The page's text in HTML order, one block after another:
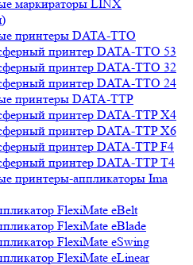
маркираторы LINX
принтеры DATA-TTO
принтер DATA-TTO 53
принтер DATA-TTO 32
принтер DATA-TTO 24
принтеры DATA-TTP
принтер DATA-TTP Х4
принтер DATA-TTP Х6
принтер DATA-TTP F4
принтер DATA-TTP T4
принтеры-аппликаторы Ima
FlexiMate eBelt
FlexiMate eBlade
FlexiMate eSwing
FlexiMate eLinear